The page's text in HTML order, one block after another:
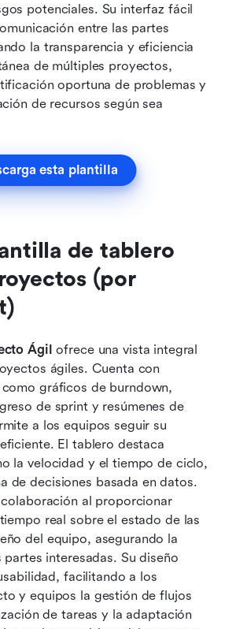
potenciales. Su interfaz fácil
entre las partes
la transparencia y eficiencia
de múltiples proyectos,
oportuna de problemas y
de recursos según sea
esta plantilla
de tablero
(por
Ágil ofrece una vista integral
ágiles. Cuenta con
gráficos de burndown,
de sprint y resúmenes de
a los equipos seguir su
El tablero destaca
la velocidad y el tiempo de ciclo,
de decisiones basada en datos.
al proporcionar
real sobre el estado de las
del equipo, asegurando la
partes interesadas. Su diseño
facilitando a los
y equipos la gestión de flujos
de tareas y la adaptación